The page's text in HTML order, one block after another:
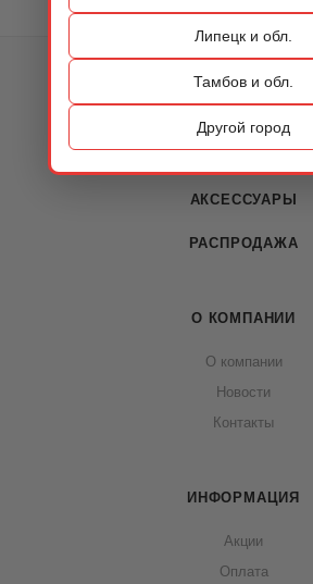
Липецк и обл.
Тамбов и обл.
Другой город
АКСЕССУАРЫ
РАСПРОДАЖА
О КОМПАНИИ
О компании
Новости
Контакты
ИНФОРМАЦИЯ
Акции
Оплата